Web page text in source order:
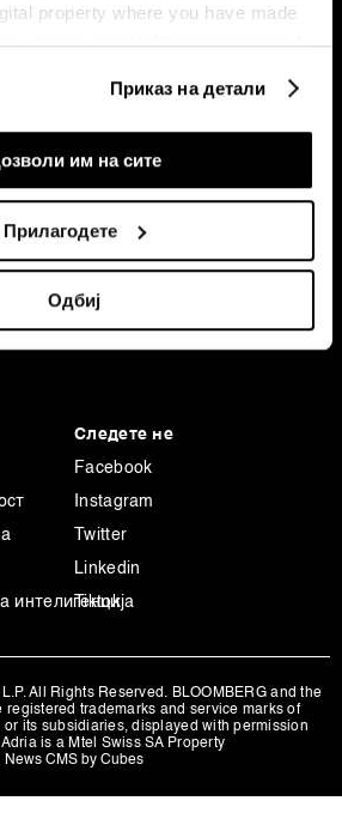
property where you have made
change or withdraw your consent
also like to:
about your geographical
by actively scanning it for
(fingerprinting)
how your personal data is processed
in the
се HD-WIN ARENA SPORT
и за вашите права прочитајте во
приватност, а за колачињата и
воПолитиката на
во кој било момент можете
со клик на „Прикажи ги
последици.
Приказ на детали
им на сите
Прилагодете
Одбиј
Настани на Блумберг Адрија
интелигенција
Следете не
Facebook
Instagram
Twitter
Linkedin
Tiktok
All Rights Reserved. BLOOMBERG and the
registered trademarks and service marks of
or its subsidiaries, displayed with permission
is a Mtel Swiss SA Property
News CMS by Cubes